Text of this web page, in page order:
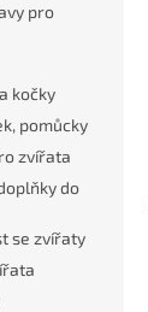
pro
kočky
pomůcky
zvířata
do
se zvířaty